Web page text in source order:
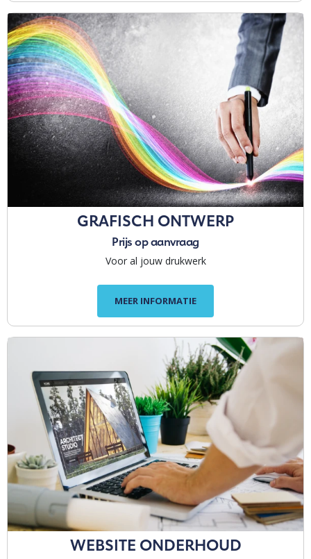
GRAFISCH ONTWERP
Prijs op aanvraag
Voor al jouw drukwerk
MEER INFORMATIE
WEBSITE ONDERHOUD